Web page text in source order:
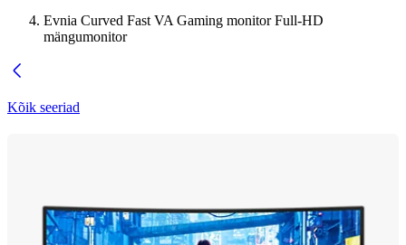
Evnia Curved Fast VA Gaming monitor Full-HD
mängumonitor
Kõik seeriad